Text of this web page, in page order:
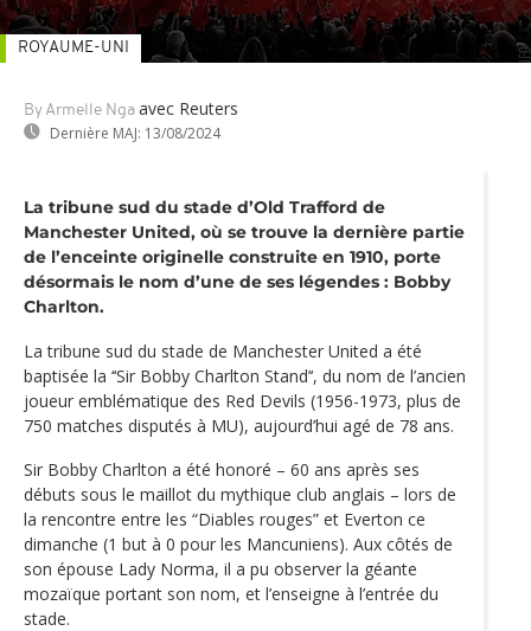
By Armelle Nga avec Reuters
Dernière MAJ: 13/08/2024
ROYAUME-UNI
La tribune sud du stade d’Old Trafford de
Manchester United, où se trouve la dernière partie
de l’enceinte originelle construite en 1910, porte
désormais le nom d’une de ses légendes : Bobby
Charlton.
La tribune sud du stade de Manchester United a été
baptisée la ‘‘Sir Bobby Charlton Stand’‘, du nom de l’ancien
joueur emblématique des Red Devils (1956-1973, plus de
750 matches disputés à MU), aujourd’hui agé de 78 ans.
Sir Bobby Charlton a été honoré – 60 ans après ses
débuts sous le maillot du mythique club anglais – lors de
la rencontre entre les “Diables rouges” et Everton ce
dimanche (1 but à 0 pour les Mancuniens). Aux côtés de
son épouse Lady Norma, il a pu observer la géante
mozaïque portant son nom, et l’enseigne à l’entrée du
stade.